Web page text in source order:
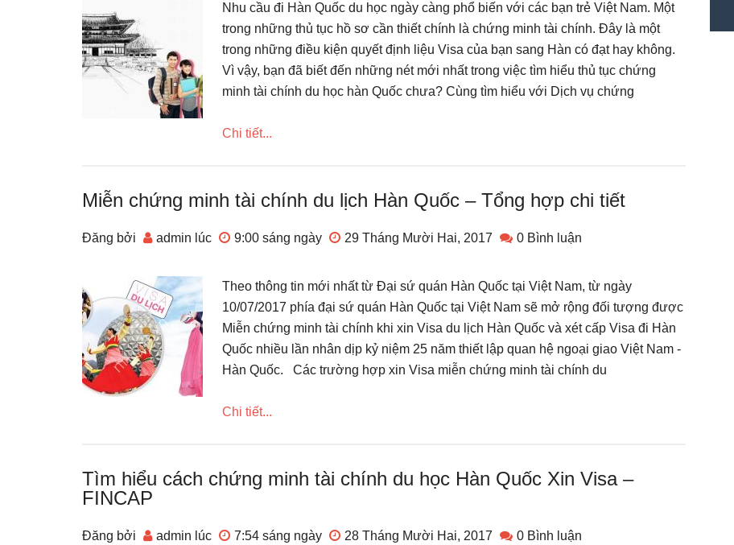
Nhu cầu đi Hàn Quốc du học ngày càng phổ biến với các bạn trẻ Việt Nam. Một
trong những thủ tục hồ sơ cần thiết chính là chứng minh tài chính. Đây là một
trong những điều kiện quyết định liệu Visa của bạn sang Hàn có đạt hay không.
Vì vậy, bạn đã biết đến những nét mới nhất trong việc tìm hiểu thủ tục chứng
minh tài chính du học hàn Quốc chưa? Cùng tìm hiểu với Dịch vụ chứng
Chi tiết...
Miễn chứng minh tài chính du lịch Hàn Quốc – Tổng hợp chi tiết
Đăng bởi admin lúc 9:00 sáng ngày 29 Tháng Mười Hai, 2017 0 Bình luận
Theo thông tin mới nhất từ Đại sứ quán Hàn Quốc tại Việt Nam, từ ngày
10/07/2017 phía đại sứ quán Hàn Quốc tại Việt Nam sẽ mở rộng đối tượng được
Miễn chứng minh tài chính khi xin Visa du lịch Hàn Quốc và xét cấp Visa đi Hàn
Quốc nhiều lần nhân dịp kỷ niệm 25 năm thiết lập quan hệ ngoại giao Việt Nam -
Hàn Quốc. Các trường hợp xin Visa miễn chứng minh tài chính du
Chi tiết...
Tìm hiểu cách chứng minh tài chính du học Hàn Quốc Xin Visa –
FINCAP
Đăng bởi admin lúc 7:54 sáng ngày 28 Tháng Mười Hai, 2017 0 Bình luận